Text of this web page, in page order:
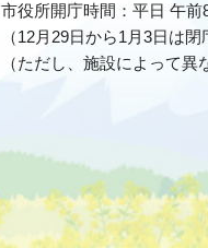
市役所開庁時間：平日 午
（12月29日から1月3日は閉
（ただし、施設によって異